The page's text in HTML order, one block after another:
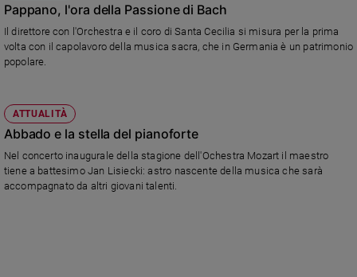
Pappano, l'ora della Passione di Bach
Il direttore con l'Orchestra e il coro di Santa Cecilia si misura per la prima
volta con il capolavoro della musica sacra, che in Germania è un patrimonio
popolare.
ATTUALITÀ
Abbado e la stella del pianoforte
Nel concerto inaugurale della stagione dell'Ochestra Mozart il maestro
tiene a battesimo Jan Lisiecki: astro nascente della musica che sarà
accompagnato da altri giovani talenti.